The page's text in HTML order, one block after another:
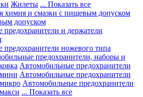
Жилеты ... Показать все
химия и смазки с пищевым допуском
допуском
и держатели
ножевого типа
предохранители, наборы и
Автомобильные предохранители
Автомобильные предохранители
Автомобильные предохранители
... Показать все